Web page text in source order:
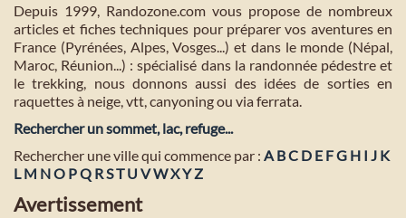
Depuis 1999, Randozone.com vous propose de nombreux
articles et fiches techniques pour préparer vos aventures en
France (Pyrénées, Alpes, Vosges...) et dans le monde (Népal,
Maroc, Réunion...) : spécialisé dans la randonnée pédestre et
le trekking, nous donnons aussi des idées de sorties en
raquettes à neige, vtt, canyoning ou via ferrata.
Rechercher un sommet, lac, refuge...
Rechercher une ville qui commence par : A BC D E FG H I J K
L M NO PQ R ST U VWXY Z
Avertissement